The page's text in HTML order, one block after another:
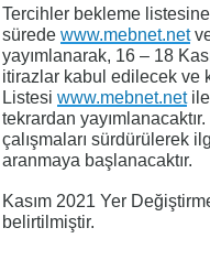
Tercihler bekleme
sürede www.mebnet.net
yayımlanarak, 16 – 18
itirazlar kabul edilecek ve
Listesi www.mebnet.netile
tekrardan
çalışmaları sürdürülerek
aranmaya başlanacaktır.
Kasım 2021 Yer
belirtilmiştir.